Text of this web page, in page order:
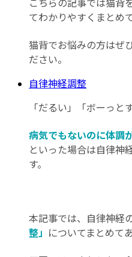
こちらの記事では猫背
てわかりやすくまとめ
猫背でお悩みの方はぜ
ださい。
自律神経調整
「だるい」「ボーっ
病気でもないのに体調
といった場合は自律神
す。
本記事では、自律神経
整」 についてまとめて